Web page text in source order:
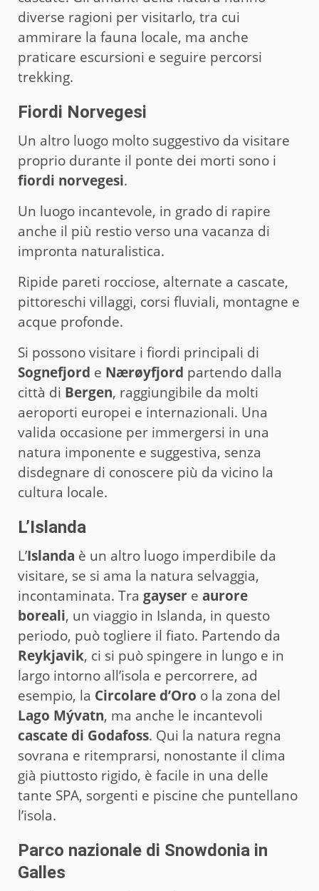
diverse ragioni per visitarlo, tra cui
ammirare la fauna locale, ma anche
praticare escursioni e seguire percorsi
trekking.
Fiordi Norvegesi
Un altro luogo molto suggestivo da visitare
proprio durante il ponte dei morti sono i
fiordi norvegesi.
Un luogo incantevole, in grado di rapire
anche il più restio verso una vacanza di
impronta naturalistica.
Ripide pareti rocciose, alternate a cascate,
pittoreschi villaggi, corsi fluviali, montagne e
acque profonde.
Si possono visitare i fiordi principali di
Sognefjord e Nærøyfjord partendo dalla
città di Bergen, raggiungibile da molti
aeroporti europei e internazionali. Una
valida occasione per immergersi in una
natura imponente e suggestiva, senza
disdegnare di conoscere più da vicino la
cultura locale.
L’Islanda
L’Islanda è un altro luogo imperdibile da
visitare, se si ama la natura selvaggia,
incontaminata. Tra gayser e aurore
boreali, un viaggio in Islanda, in questo
periodo, può togliere il fiato. Partendo da
Reykjavik, ci si può spingere in lungo e in
largo intorno all’isola e percorrere, ad
esempio, la Circolare d’Oro o la zona del
Lago Mývatn, ma anche le incantevoli
cascate di Godafoss. Qui la natura regna
sovrana e ritemprarsi, nonostante il clima
già piuttosto rigido, è facile in una delle
tante SPA, sorgenti e piscine che puntellano
l’isola.
Parco nazionale di Snowdonia in
Galles